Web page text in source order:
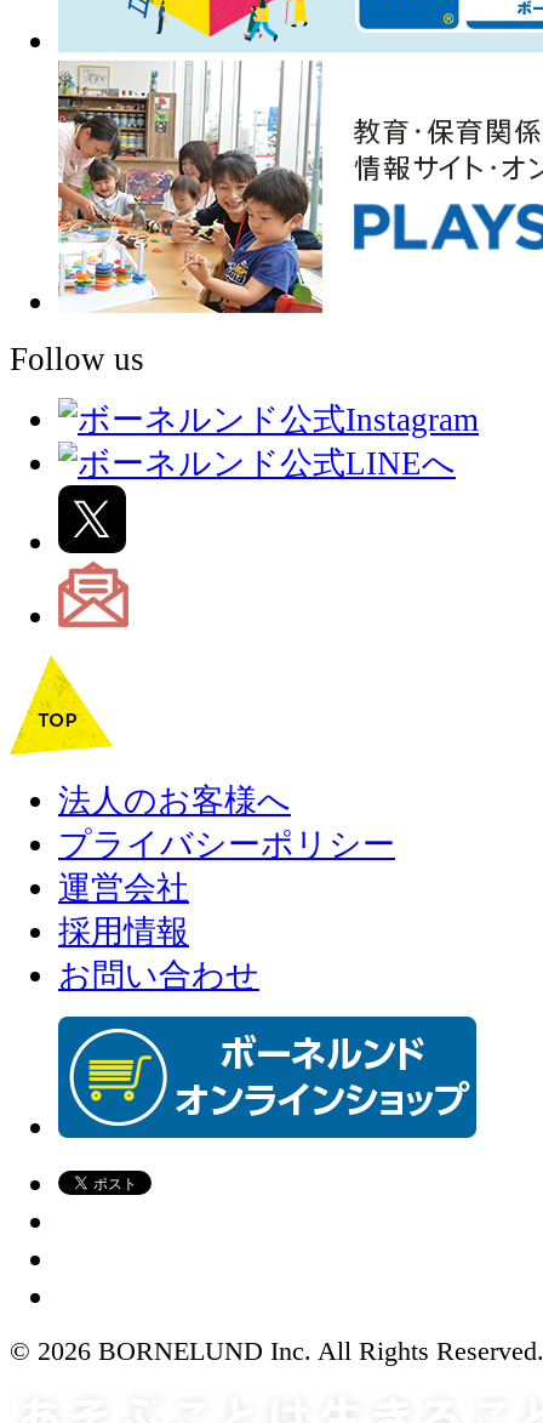
Follow us
法人のお客様へ
プライバシーポリシー
運営会社
採用情報
お問い合わせ
© 2026 BORNELUND Inc. All Rights Reserved.